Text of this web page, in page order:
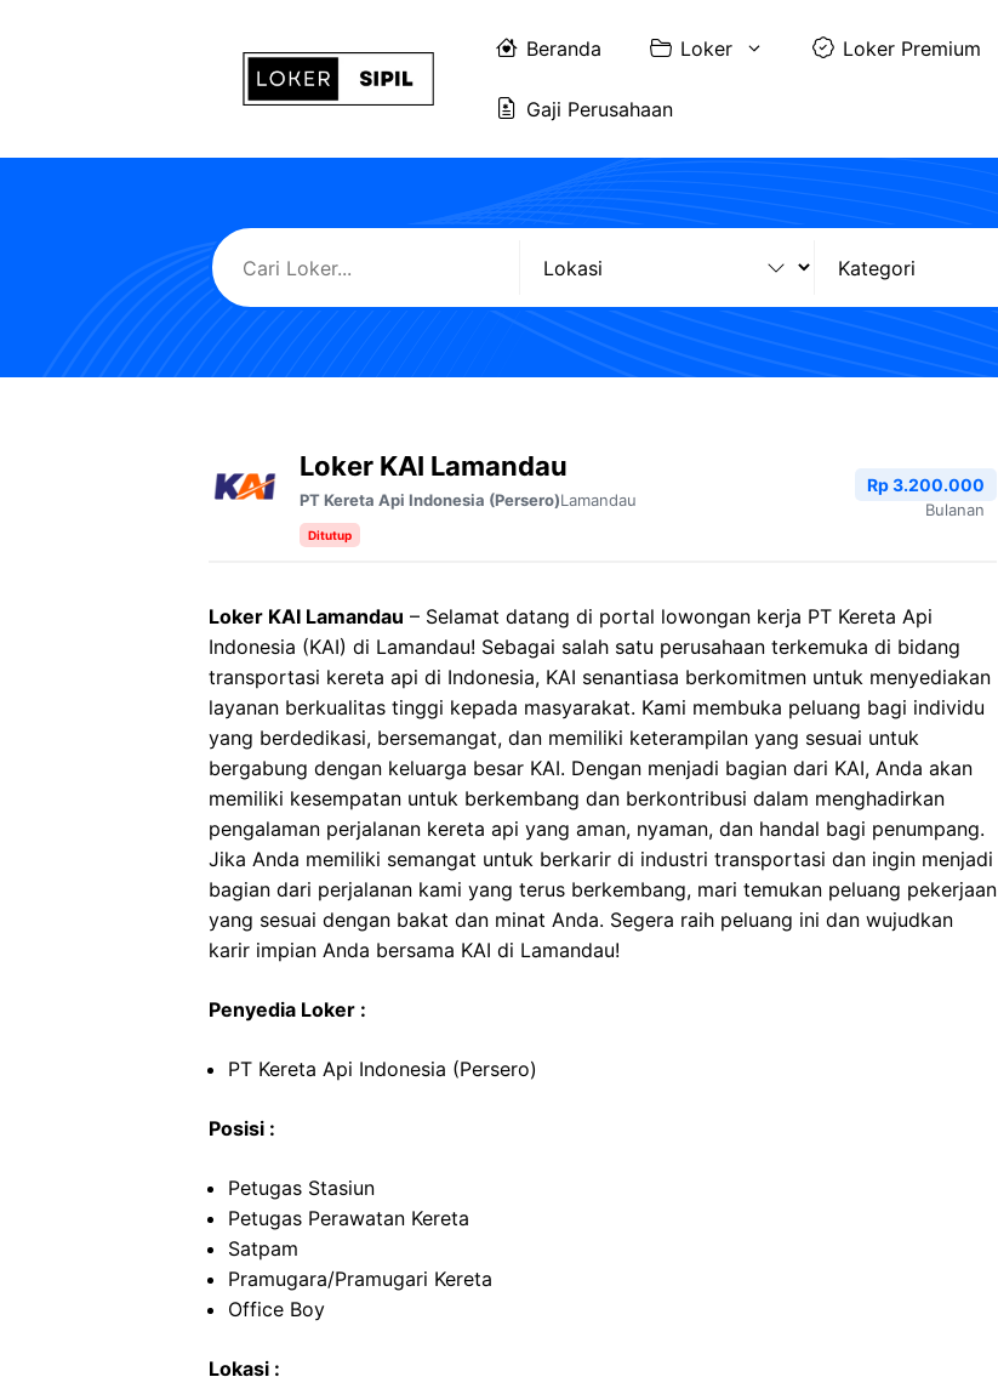
Beranda Loker Loker Premium
Gaji Perusahaan
Loker KAI Lamandau
PT Kereta Api Indonesia (Persero)Lamandau
Ditutup
Rp 3.200.000
Bulanan
Loker KAI Lamandau – Selamat datang di portal lowongan kerja PT Kereta Api
Indonesia (KAI) di Lamandau! Sebagai salah satu perusahaan terkemuka di bidang
transportasi kereta api di Indonesia, KAI senantiasa berkomitmen untuk menyediakan
layanan berkualitas tinggi kepada masyarakat. Kami membuka peluang bagi individu
yang berdedikasi, bersemangat, dan memiliki keterampilan yang sesuai untuk
bergabung dengan keluarga besar KAI. Dengan menjadi bagian dari KAI, Anda akan
memiliki kesempatan untuk berkembang dan berkontribusi dalam menghadirkan
pengalaman perjalanan kereta api yang aman, nyaman, dan handal bagi penumpang.
Jika Anda memiliki semangat untuk berkarir di industri transportasi dan ingin menjadi
bagian dari perjalanan kami yang terus berkembang, mari temukan peluang pekerjaan
yang sesuai dengan bakat dan minat Anda. Segera raih peluang ini dan wujudkan
karir impian Anda bersama KAI di Lamandau!
Penyedia Loker :
PT Kereta Api Indonesia (Persero)
Posisi :
Petugas Stasiun
Petugas Perawatan Kereta
Satpam
Pramugara/Pramugari Kereta
Office Boy
Lokasi :